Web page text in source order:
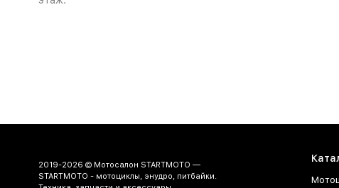
2019-2026 © Мотосалон STARTMOTO —
STARTMOTO - мотоциклы, энудро, питбайки.